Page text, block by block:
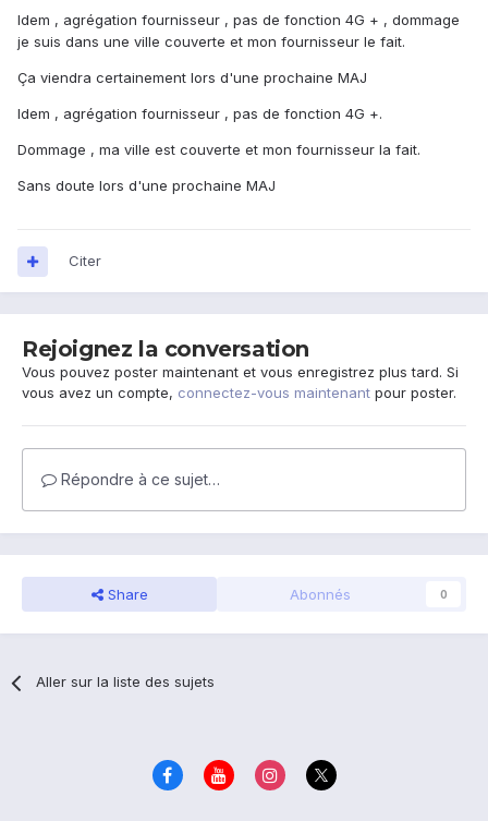
Idem , agrégation fournisseur , pas de fonction 4G + , dommage
je suis dans une ville couverte et mon fournisseur le fait.
Ça viendra certainement lors d'une prochaine MAJ
Idem , agrégation fournisseur , pas de fonction 4G +.
Dommage , ma ville est couverte et mon fournisseur la fait.
Sans doute lors d'une prochaine MAJ
Citer
Rejoignez la conversation
Vous pouvez poster maintenant et vous enregistrez plus tard. Si
vous avez un compte, connectez-vous maintenant pour poster.
Répondre à ce sujet…
Share Abonnés 0
Aller sur la liste des sujets